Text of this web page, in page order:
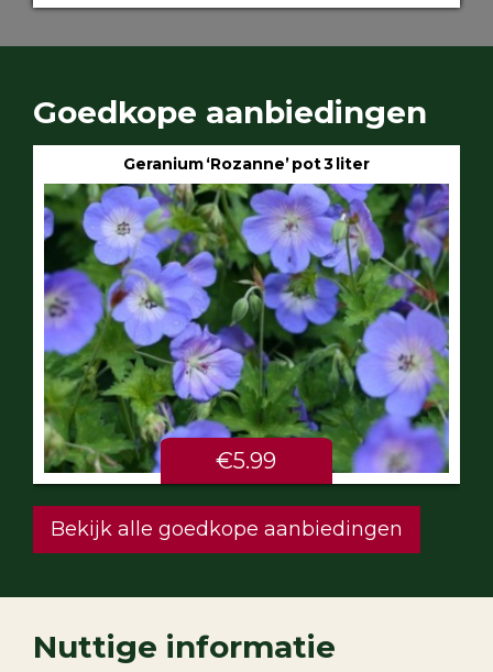
Goedkope aanbiedingen
Geranium ‘Rozanne’ pot 3 liter
€5.99
Bekijk alle goedkope aanbiedingen
Nuttige informatie